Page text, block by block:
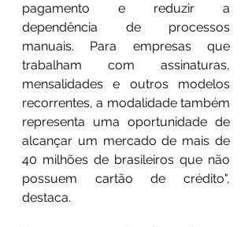
pagamento e reduzir a
dependência de processos
manuais. Para empresas que
trabalham com assinaturas,
mensalidades e outros modelos
recorrentes, a modalidade também
representa uma oportunidade de
alcançar um mercado de mais de
40 milhões de brasileiros que não
possuem cartão de crédito",
destaca.